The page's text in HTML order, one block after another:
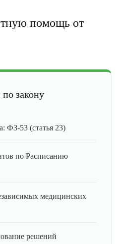
помощь от
закону
ФЗ-53 (статья 23)
по Расписанию
медицинских
решений